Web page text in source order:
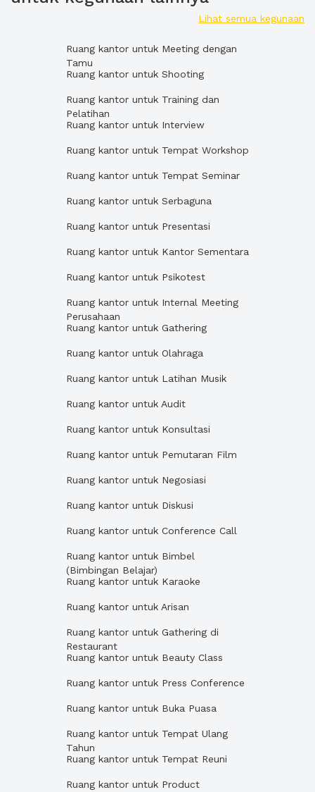
Lihat semua kegunaan
Ruang kantor untuk Meeting dengan
Tamu
Ruang kantor untuk Shooting
Ruang kantor untuk Training dan
Pelatihan
Ruang kantor untuk Interview
Ruang kantor untuk Tempat Workshop
Ruang kantor untuk Tempat Seminar
Ruang kantor untuk Serbaguna
Ruang kantor untuk Presentasi
Ruang kantor untuk Kantor Sementara
Ruang kantor untuk Psikotest
Ruang kantor untuk Internal Meeting
Perusahaan
Ruang kantor untuk Gathering
Ruang kantor untuk Olahraga
Ruang kantor untuk Latihan Musik
Ruang kantor untuk Audit
Ruang kantor untuk Konsultasi
Ruang kantor untuk Pemutaran Film
Ruang kantor untuk Negosiasi
Ruang kantor untuk Diskusi
Ruang kantor untuk Conference Call
Ruang kantor untuk Bimbel
(Bimbingan Belajar)
Ruang kantor untuk Karaoke
Ruang kantor untuk Arisan
Ruang kantor untuk Gathering di
Restaurant
Ruang kantor untuk Beauty Class
Ruang kantor untuk Press Conference
Ruang kantor untuk Buka Puasa
Ruang kantor untuk Tempat Ulang
Tahun
Ruang kantor untuk Tempat Reuni
Ruang kantor untuk Product